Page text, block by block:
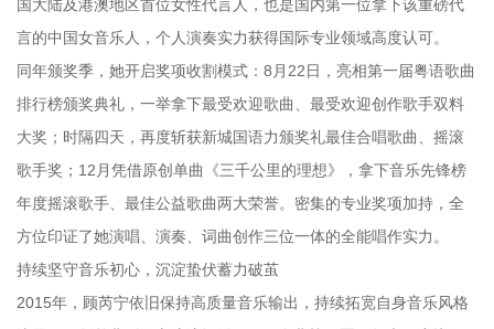
国大陆及港澳地区首位女性代言人，也是国内第一位拿下该重磅代
言的中国女音乐人，个人演奏实力获得国际专业领域高度认可。
同年颁奖季，她开启奖项收割模式：8月22日，亮相第一届粤语歌曲
排行榜颁奖典礼，一举拿下最受欢迎歌曲、最受欢迎创作歌手双料
大奖；时隔四天，再度斩获新城国语力颁奖礼最佳合唱歌曲、摇滚
歌手奖；12月凭借原创单曲《三千公里的理想》，拿下音乐先锋榜
年度摇滚歌手、最佳公益歌曲两大荣誉。密集的专业奖项加持，全
方位印证了她演唱、演奏、词曲创作三位一体的全能唱作实力。
持续坚守音乐初心，沉淀蛰伏蓄力破茧
2015年，顾芮宁依旧保持高质量音乐输出，持续拓宽自身音乐风格